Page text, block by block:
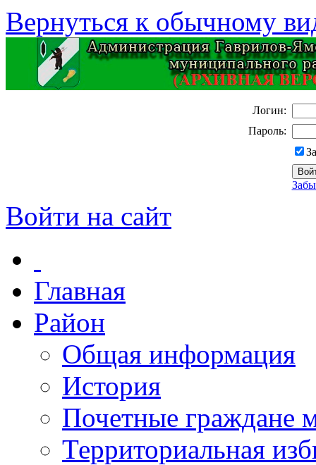
Вернуться к обычному
Логин:
Пароль:
Войти на сайт
Главная
Район
Общая информация
История
Почетные граждане
Территориальная